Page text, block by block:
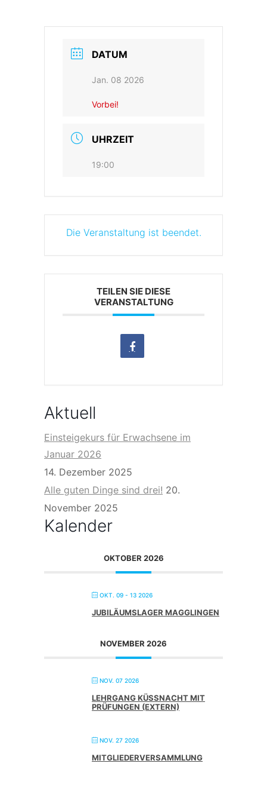
DATUM
Jan. 08 2026
Vorbei!
UHRZEIT
19:00
Die Veranstaltung ist beendet.
TEILEN SIE DIESE
VERANSTALTUNG
Aktuell
Einsteigekurs für Erwachsene im
Januar 2026
14. Dezember 2025
Alle guten Dinge sind drei! 20.
November 2025
Kalender
OKTOBER 2026
OKT. 09 - 13 2026
JUBILÄUMSLAGER MAGGLINGEN
NOVEMBER 2026
NOV. 07 2026
LEHRGANG KÜSSNACHT MIT
PRÜFUNGEN (EXTERN)
NOV. 27 2026
MITGLIEDERVERSAMMLUNG